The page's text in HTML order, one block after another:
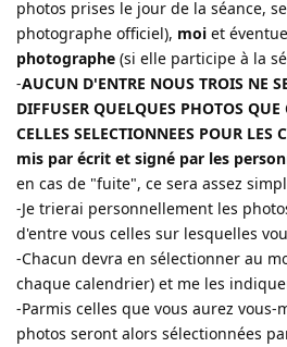
photos prises le jour de la séance,
photographe officiel), moi et
photographe (si elle participe à la
-AUCUN D'ENTRE NOUS TROIS NE
DIFFUSER QUELQUES PHOTOS QUE
CELLES SELECTIONNEES POUR LES
mis par écrit et signé par les
en cas de "fuite", ce sera assez
-Je trierai personnellement les
d'entre vous celles sur lesquelles
-Chacun devra en sélectionner au
chaque calendrier) et me les
-Parmis celles que vous aurez vous-
photos seront alors sélectionnées